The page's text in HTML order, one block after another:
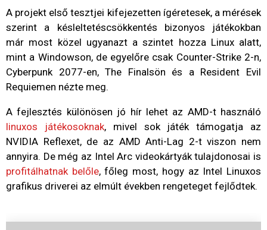
A projekt első tesztjei kifejezetten ígéretesek, a mérések
szerint a késleltetéscsökkentés bizonyos játékokban
már most közel ugyanazt a szintet hozza Linux alatt,
mint a Windowson, de egyelőre csak Counter-Strike 2-n,
Cyberpunk 2077-en, The Finalsön és a Resident Evil
Requiemen nézte meg.
A fejlesztés különösen jó hír lehet az AMD-t használó
linuxos játékosoknak, mivel sok játék támogatja az
NVIDIA Reflexet, de az AMD Anti-Lag 2-t viszon nem
annyira. De még az Intel Arc videokártyák tulajdonosai is
profitálhatnak belőle, főleg most, hogy az Intel Linuxos
grafikus driverei az elmúlt években rengeteget fejlődtek.